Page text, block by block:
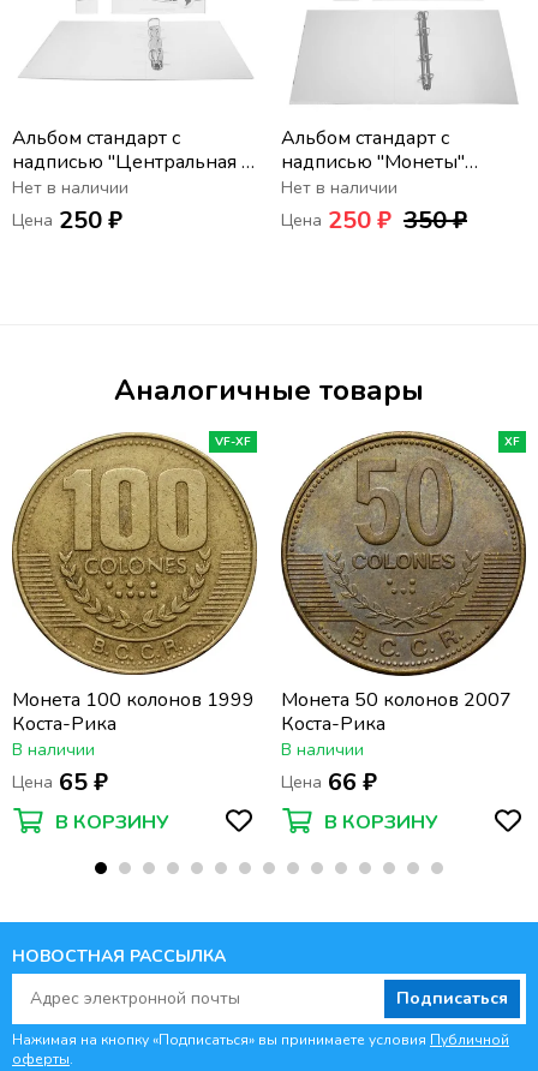
Альбом стандарт с
надписью "Центральная и
Южная Америка" формат
Optima
Нет в наличии
Цена 250 ₽
Альбом стандарт с
надписью "Монеты"
формат Optima
Нет в наличии
Цена 250 ₽ 350 ₽
Аналогичные товары
VF-XF
Монета 100 колонов 1999
Коста-Рика
В наличии
Цена 65 ₽
В КОРЗИНУ
XF
Монета 50 колонов 2007
Коста-Рика
В наличии
Цена 66 ₽
В КОРЗИНУ
НОВОСТНАЯ РАССЫЛКА
Подписаться
Нажимая на кнопку «Подписаться» вы принимаете условия Публичной
оферты.